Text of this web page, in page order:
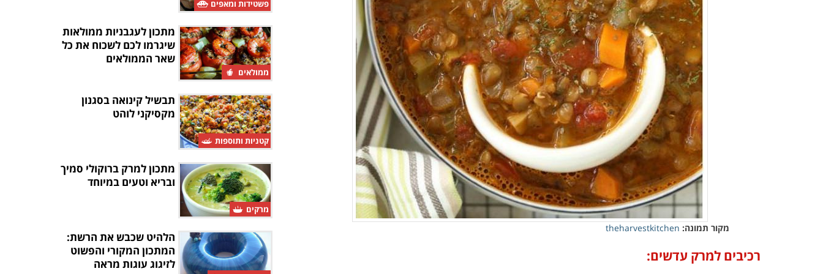
מקור תמונה: theharvestkitchen
רכיבים למרק עדשים:
פשטידות ומאפים
ממולאים
מתכון לעגבניות ממולאות
שיגרמו לכם לשכוח את כל
שאר הממולאים
קטניות ותוספות
תבשיל קינואה בסגנון
מקסיקני לוהט
מרקים
מתכון למרק ברוקולי סמיך
ובריא וטעים במיוחד
הלהיט שכבש את הרשת:
המתכון המקורי והפשוט
לזיגוג עוגות מראה